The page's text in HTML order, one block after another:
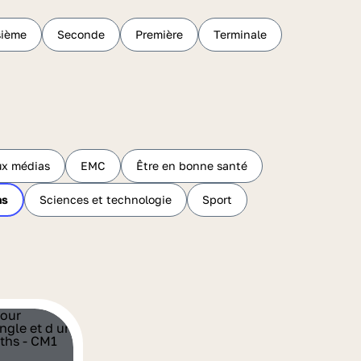
Seconde Première Terminale
médias EMC Être en bonne santé
Sciences et technologie Sport